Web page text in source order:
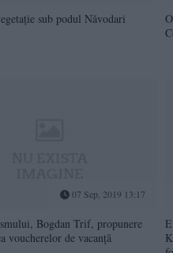
sub podul Năvodari
07 Sep, 2019 13:17
Bogdan Trif, propunere
voucherelor de vacanță